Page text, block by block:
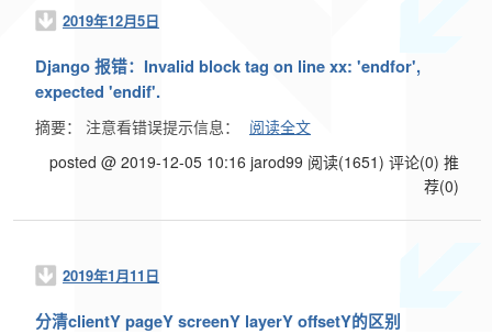
2019年12月5日
Django 报错：Invalid block tag on line xx: 'endfor',
expected 'endif'.
摘要： 注意看错误提示信息：
阅读全文
posted @ 2019-12-05 10:16 jarod99 阅读(1651) 评论(0) 推
荐(0)
2019年1月11日
分清clientY pageY screenY layerY offsetY的区别